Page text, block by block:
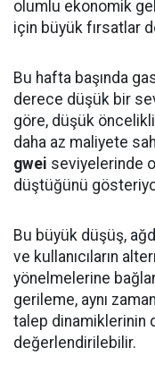
olumlu ekonomik
için büyük fırsatlar
Bu hafta başında
derece düşük bir
göre, düşük
daha az maliyete
gwei seviyelerinde
düştüğünü
Bu büyük düşüş,
ve kullanıcıların
yönelmelerine
gerileme, aynı
talep dinamiklerinin
değerlendirilebilir.